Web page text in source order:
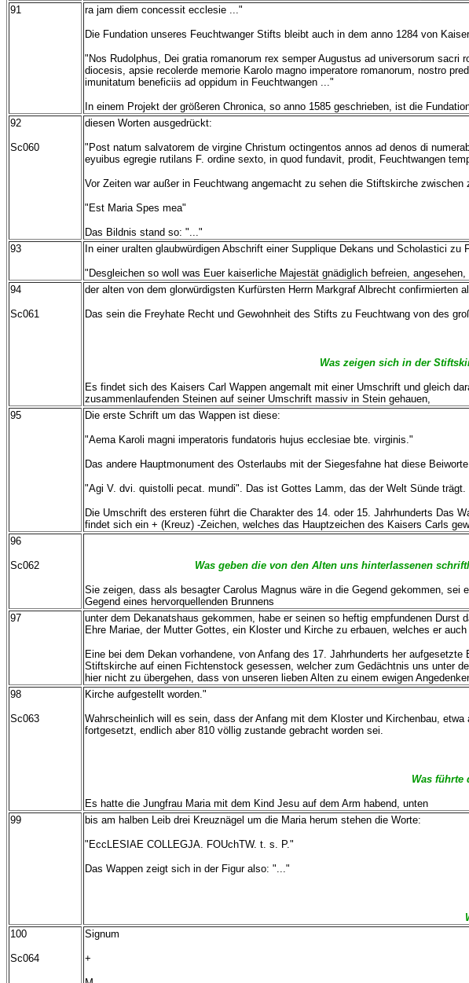
91
ra jam diem concessit ecclesie ..."
Die Fundation unseres Feuchtwanger Stifts bleibt auch in dem anno 1284 von
"Nos Rudolphus, Dei gratia romanorum rex semper Augustus ad universorum
diocesis, apsie recolerde memorie Karolo magno imperatore romanorum, nostro
imunitatum beneficiis ad oppidum in Feuchtwangen ..."
In einem Projekt der größeren Chronica, so anno 1585 geschrieben, ist die
92
Sc060
diesen Worten ausgedrückt:
"Post natum salvatorem de virgine Christum octingentos annos ad denos di
eyuibus egregie rutilans F. ordine sexto, in quod fundavit, prodit, Feuchtwangen
Vor Zeiten war außer in Feuchtwang angemacht zu sehen die Stiftskirche
"Est Maria Spes mea"
Das Bildnis stand so: "..."
93
In einer uralten glaubwürdigen Abschrift einer Supplique Dekans und Scholastici
"Desgleichen so woll was Euer kaiserliche Majestät gnädiglich befreien,
94
Sc061
der alten von dem glorwürdigsten Kurfürsten Herrn Markgraf Albrecht
Das sein die Freyhate Recht und Gewohnheit des Stifts zu Feuchtwang von des
Was zeigen sich in der
Es findet sich des Kaisers Carl Wappen angemalt mit einer Umschrift und gleich
zusammenlaufenden Steinen auf seiner Umschrift massiv in Stein gehauen,
95
Die erste Schrift um das Wappen ist diese:
"Aema Karoli magni imperatoris fundatoris hujus ecclesiae bte. virginis."
Das andere Hauptmonument des Osterlaubs mit der Siegesfahne hat diese
"Agi V. dvi. quistolli pecat. mundi". Das ist Gottes Lamm, das der Welt Sünde trägt.
Die Umschrift des ersteren führt die Charakter des 14. oder 15. Jahrhunderts Das
findet sich ein + (Kreuz) -Zeichen, welches das Hauptzeichen des Kaisers Carls
96
Sc062 Was geben die von den Alten uns hinterlassenen
Sie zeigen, dass als besagter Carolus Magnus wäre in die Gegend gekommen,
Gegend eines hervorquellenden Brunnens
97
unter dem Dekanatshaus gekommen, habe er seinen so heftig empfundenen
Ehre Mariae, der Mutter Gottes, ein Kloster und Kirche zu erbauen, welches er
Eine bei dem Dekan vorhandene, von Anfang des 17. Jahrhunderts her
Stiftskirche auf einen Fichtenstock gesessen, welcher zum Gedächtnis uns unter
hier nicht zu übergehen, dass von unseren lieben Alten zu einem ewigen
98
Sc063
Kirche aufgestellt worden."
Wahrscheinlich will es sein, dass der Anfang mit dem Kloster und Kirchenbau,
fortgesetzt, endlich aber 810 völlig zustande gebracht worden sei.
Was führte
Es hatte die Jungfrau Maria mit dem Kind Jesu auf dem Arm habend, unten
99
bis am halben Leib drei Kreuznägel um die Maria herum stehen die Worte:
"EccLESIAE COLLEGJA. FOUchTW. t. s. P."
Das Wappen zeigt sich in der Figur also: "..."
100
Sc064
Signum
+